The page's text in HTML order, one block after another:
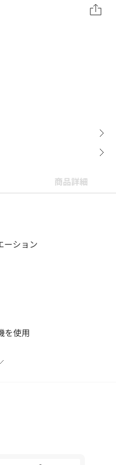
商品詳細
ーション
を使用